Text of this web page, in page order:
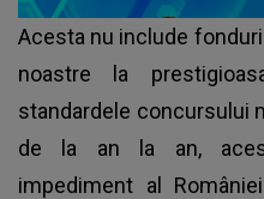
Acesta nu include
noastre la
standardele concursului
de la an la an,
impediment al